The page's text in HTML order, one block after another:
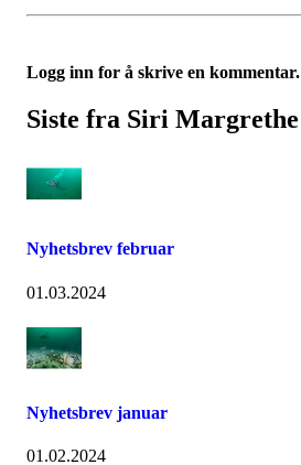
Logg inn for å skrive en kommentar.
Siste fra Siri
Nyhetsbrev februar
01.03.2024
Nyhetsbrev januar
01.02.2024